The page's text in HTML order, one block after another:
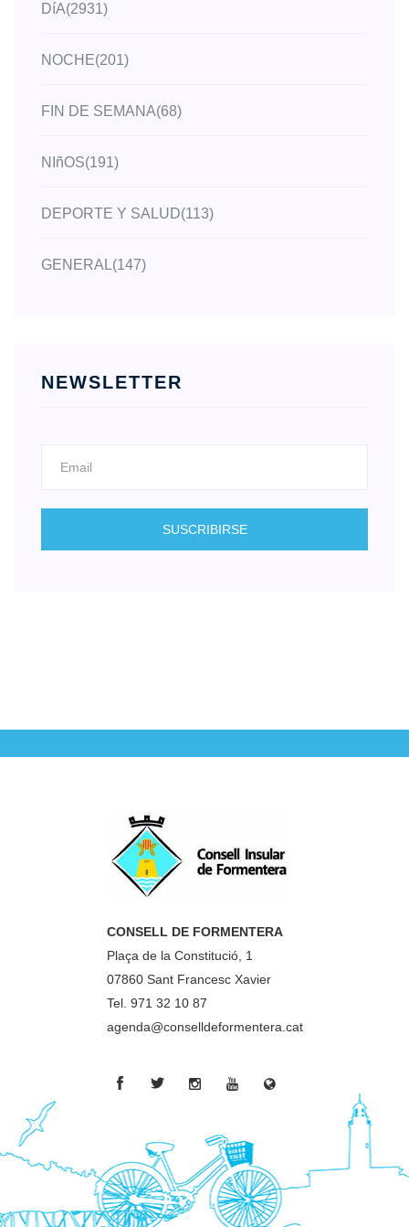
DíA(2931)
NOCHE(201)
FIN DE SEMANA(68)
NIñOS(191)
DEPORTE Y SALUD(113)
GENERAL(147)
NEWSLETTER
CONSELL DE FORMENTERA
Plaça de la Constitució, 1
07860 Sant Francesc Xavier
Tel. 971 32 10 87
agenda@conselldeformentera.cat